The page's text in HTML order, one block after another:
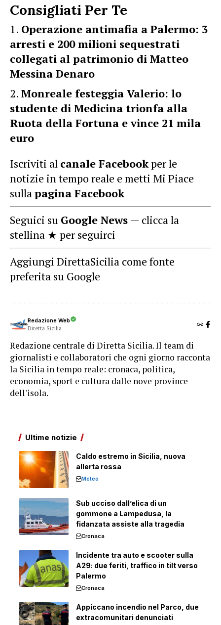
Consigliati Per Te
Operazione antimafia a Palermo: 3
arresti e 200 milioni sequestrati
collegati al patrimonio di Matteo
Messina Denaro
​Monreale festeggia Valerio: lo
studente di Medicina trionfa alla
Ruota della Fortuna e vince 21 mila
euro
Iscriviti al canale Facebookper le
notizie in tempo reale e metti Mi Piace
sulla pagina Facebook
Seguici su Google News — clicca la
stellina ★ per seguirci
Aggiungi DirettaSicilia come fonte
preferita su Google
Redazione Web
Diretta Sicilia
Redazione centrale di Diretta Sicilia. Il team di
giornalisti e collaboratori che ogni giorno racconta
la Sicilia in tempo reale: cronaca, politica,
economia, sport e cultura dalle nove province
dell'isola.
Ultime notizie
Caldo estremo in Sicilia, nuova
allerta rossa
Meteo
Sub ucciso dall’elica di un
gommone a Lampedusa, la
fidanzata assiste alla tragedia
Cronaca
Incidente tra auto e scooter sulla
A29: due feriti, traffico in tilt verso
Palermo
Cronaca
Appiccano incendio nel Parco, due
extracomunitari denunciati